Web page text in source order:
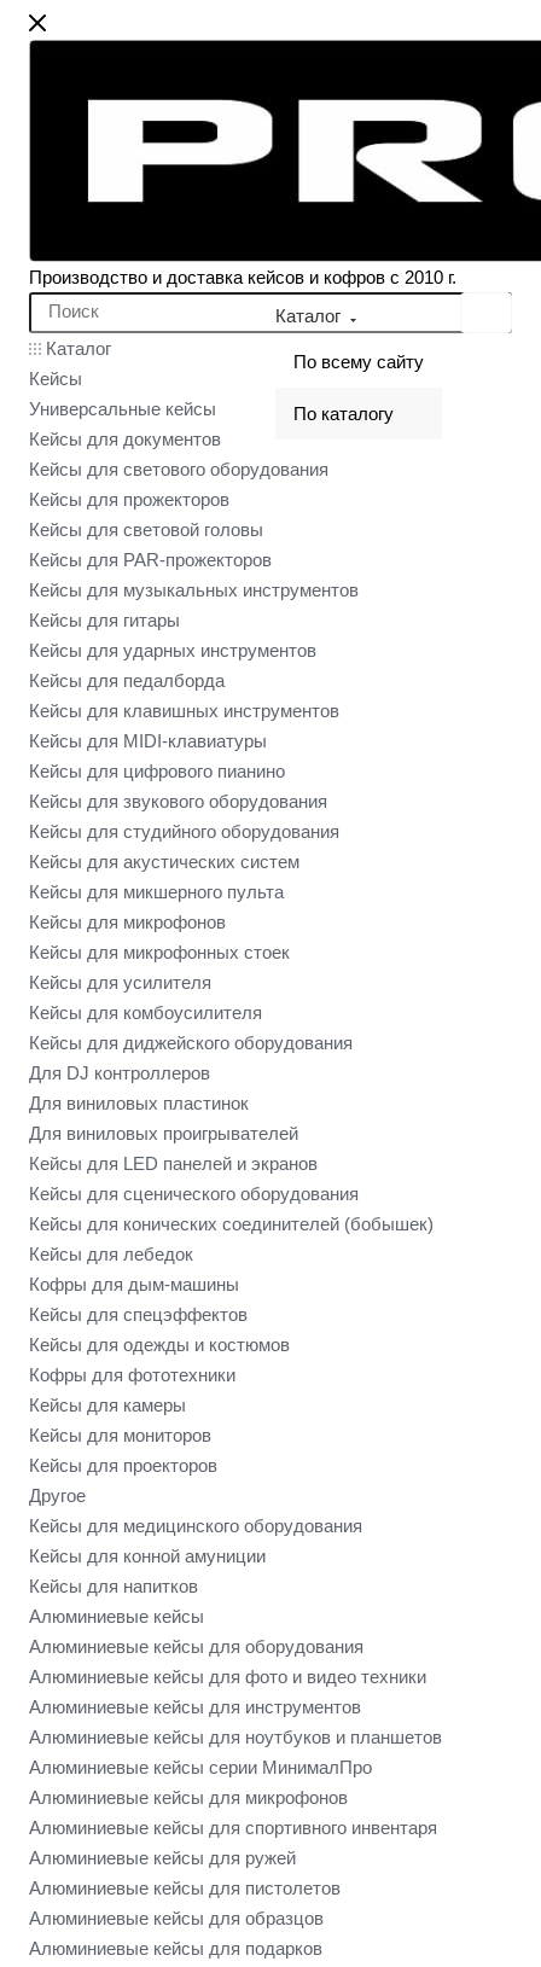
Производство и доставка кейсов и кофров с 2010 г.
Каталог
По всему сайту
По каталогу
Каталог
Кейсы
Универсальные кейсы
Кейсы для документов
Кейсы для светового оборудования
Кейсы для прожекторов
Кейсы для световой головы
Кейсы для PAR-прожекторов
Кейсы для музыкальных инструментов
Кейсы для гитары
Кейсы для ударных инструментов
Кейсы для педалборда
Кейсы для клавишных инструментов
Кейсы для MIDI-клавиатуры
Кейсы для цифрового пианино
Кейсы для звукового оборудования
Кейсы для студийного оборудования
Кейсы для акустических систем
Кейсы для микшерного пульта
Кейсы для микрофонов
Кейсы для микрофонных стоек
Кейсы для усилителя
Кейсы для комбоусилителя
Кейсы для диджейского оборудования
Для DJ контроллеров
Для виниловых пластинок
Для виниловых проигрывателей
Кейсы для LED панелей и экранов
Кейсы для сценического оборудования
Кейсы для конических соединителей (бобышек)
Кейсы для лебедок
Кофры для дым-машины
Кейсы для спецэффектов
Кейсы для одежды и костюмов
Кофры для фототехники
Кейсы для камеры
Кейсы для мониторов
Кейсы для проекторов
Другое
Кейсы для медицинского оборудования
Кейсы для конной амуниции
Кейсы для напитков
Алюминиевые кейсы
Алюминиевые кейсы для оборудования
Алюминиевые кейсы для фото и видео техники
Алюминиевые кейсы для инструментов
Алюминиевые кейсы для ноутбуков и планшетов
Алюминиевые кейсы серии МинималПро
Алюминиевые кейсы для микрофонов
Алюминиевые кейсы для спортивного инвентаря
Алюминиевые кейсы для ружей
Алюминиевые кейсы для пистолетов
Алюминиевые кейсы для образцов
Алюминиевые кейсы для подарков